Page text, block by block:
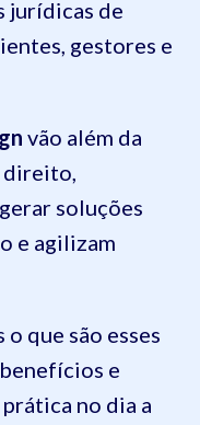
jurídicas de
gestores e
vão além da
direito,
soluções
e agilizam
que são esses
e
no dia a